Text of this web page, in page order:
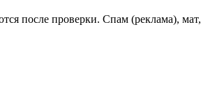
после проверки. Спам (реклама),